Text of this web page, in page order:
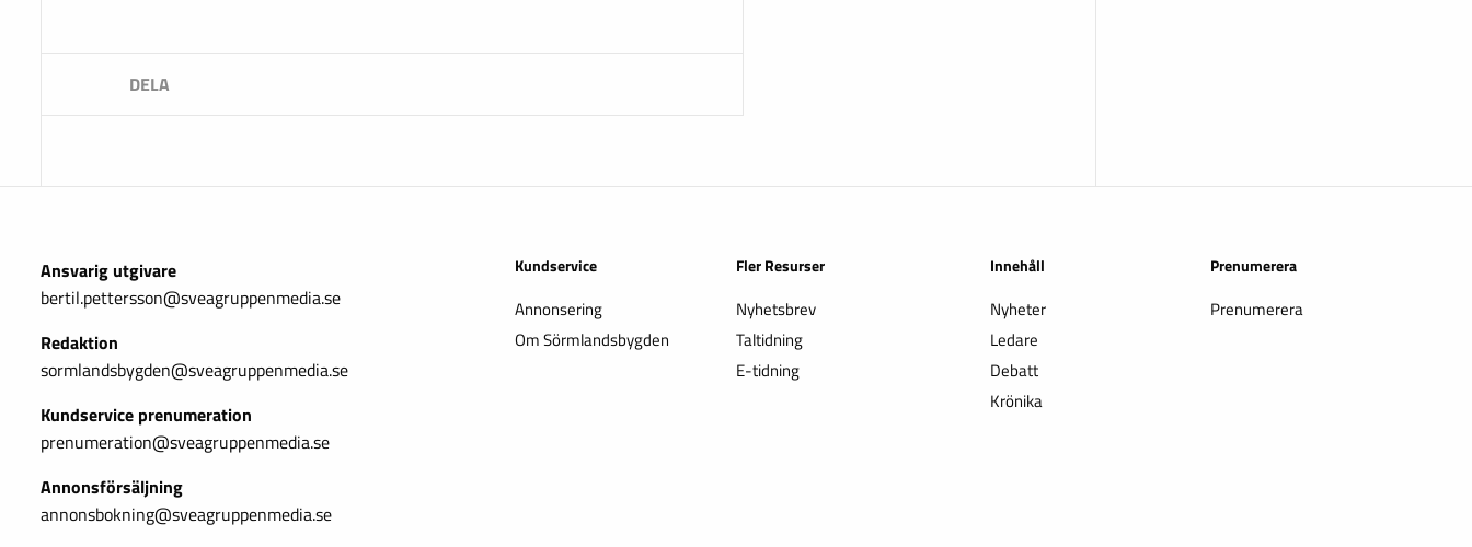
Ansvarig utgivare
bertil.pettersson@sveagruppenmedia.se
Redaktion
sormlandsbygden@sveagruppenmedia.se
Kundservice prenumeration
prenumeration@sveagruppenmedia.se
Annonsförsäljning
annonsbokning@sveagruppenmedia.se
Kundservice
Annonsering
Om Sörmlandsbygden
Fler Resurser
Nyhetsbrev
Taltidning
E-tidning
Innehåll
Nyheter
Ledare
Debatt
Krönika
Prenumerera
Prenumerera